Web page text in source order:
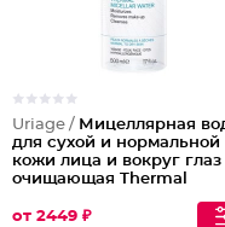
Uriage / Мицеллярная
для сухой и нормальной
кожи лица и вокруг глаз
очищающая Thermal
Skin
от 2449 ₽